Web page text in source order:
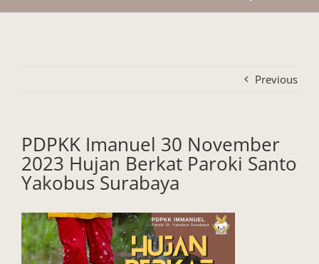
Previous
PDPKK Imanuel 30 November
2023 Hujan Berkat Paroki Santo
Yakobus Surabaya